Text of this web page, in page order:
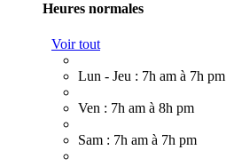
Heures normales
Voir tout
Lun - Jeu : 7h am à 7h pm
Ven : 7h am à 8h pm
Sam : 7h am à 7h pm